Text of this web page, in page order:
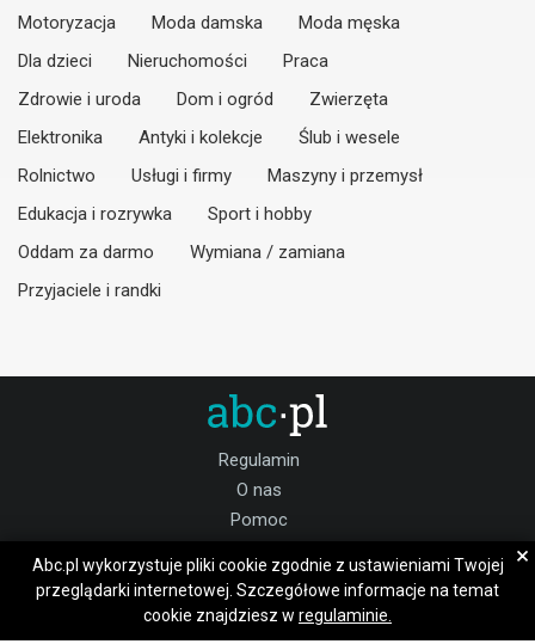
Motoryzacja Moda damska
Moda męska
Dla dzieci
Nieruchomości
Praca
Zdrowie i uroda
Dom i ogród
Zwierzęta
Elektronika
Antyki i kolekcje
Ślub i wesele
Rolnictwo
Usługi i firmy
Maszyny i przemysł
Edukacja i rozrywka
Sport i hobby
Oddam za darmo
Wymiana / zamiana
Przyjaciele i randki
Regulamin
O nas
Pomoc
Praca prudnicki
Dołącz do nas:
Abc.pl wykorzystuje pliki cookie zgodnie z ustawieniami Twojej
przeglądarki internetowej. Szczegółowe informacje na temat
cookie znajdziesz w regulaminie.
×